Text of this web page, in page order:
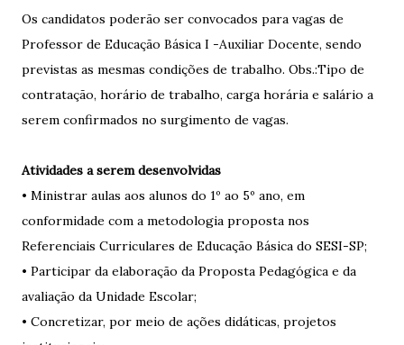
Os candidatos poderão ser convocados para vagas de
Professor de Educação Básica I -Auxiliar Docente, sendo
previstas as mesmas condições de trabalho. Obs.:Tipo de
contratação, horário de trabalho, carga horária e salário a
serem confirmados no surgimento de vagas.
Atividades a serem desenvolvidas
• Ministrar aulas aos alunos do 1º ao 5º ano, em
conformidade com a metodologia proposta nos
Referenciais Curriculares de Educação Básica do SESI-SP;
• Participar da elaboração da Proposta Pedagógica e da
avaliação da Unidade Escolar;
• Concretizar, por meio de ações didáticas, projetos